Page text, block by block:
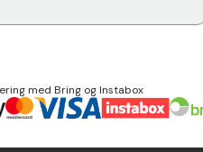
med Bring og Instabox